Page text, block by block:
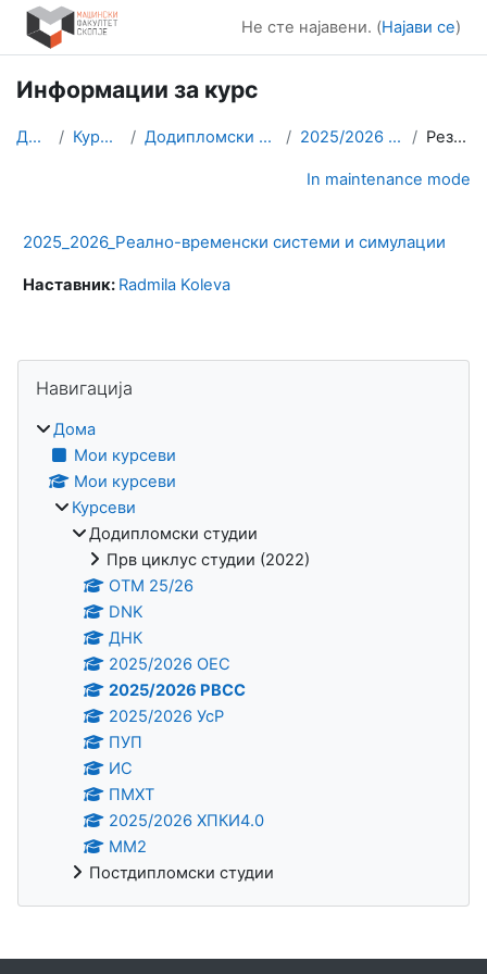
Оди до главна содржина
Не сте најавени. (Најави се)
Информации за курс
Дома Курсеви Додипломски студии 2025/2026 РВСС Резиме
In maintenance mode
2025_2026_Реално-временски системи и симулации
Наставник: Radmila Koleva
Блокови
Навигација
Дома
Мои курсеви
Мои курсеви
Курсеви
Додипломски студии
Прв циклус студии (2022)
OTM 25/26
DNK
ДНК
2025/2026 ОЕС
2025/2026 РВСС
2025/2026 УсР
ПУП
ИС
ПМХТ
2025/2026 ХПКИ4.0
ММ2
Постдипломски студии
Supplementary blocks